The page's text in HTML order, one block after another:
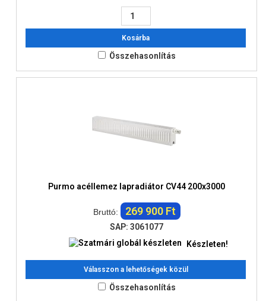
Kosárba
Összehasonlítás
Purmo acéllemez lapradiátor CV44 200x3000
Bruttó: 269 900 Ft
SAP: 3061077
Készleten!
Válasszon a lehetőségek közül
Összehasonlítás